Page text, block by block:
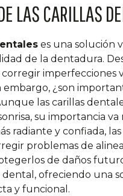
LAS CARILLAS
es una solución
de la dentadura.
corregir imperfecciones
embargo, ¿son
las carillas
su importancia va
radiante y confiada,
problemas de
de daños
ofreciendo una
y funcional.